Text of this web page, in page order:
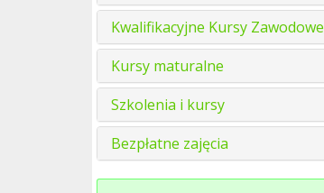
Kwalifikacyjne Kursy Zawodowe
Kursy maturalne
Szkolenia i kursy
Bezpłatne zajęcia